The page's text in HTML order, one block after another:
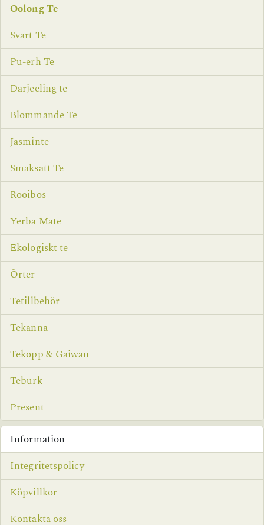
Oolong Te
Svart Te
Pu-erh Te
Darjeeling te
Blommande Te
Jasminte
Smaksatt Te
Rooibos
Yerba Mate
Ekologiskt te
Örter
Tetillbehör
Tekanna
Tekopp & Gaiwan
Teburk
Present
Information
Integritetspolicy
Köpvillkor
Kontakta oss